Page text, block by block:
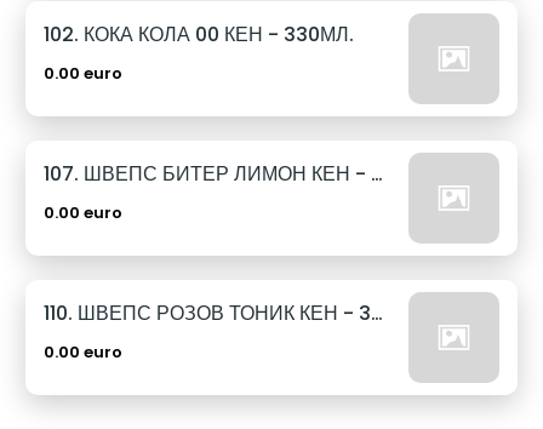
102. КОКА КОЛА 00 КЕН - 330МЛ.
0.00 euro
107. ШВЕПС БИТЕР ЛИМОН КЕН - 330МЛ.
0.00 euro
110. ШВЕПС РОЗОВ ТОНИК КЕН - 330МЛ.
0.00 euro